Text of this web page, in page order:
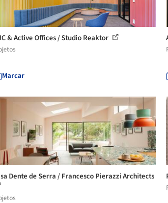
& Active Offices / Studio Reaktor
Marcar
Dente de Serra / Francesco Pierazzi Architects